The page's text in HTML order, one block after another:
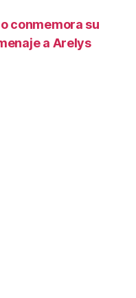
conmemora su
a Arelys